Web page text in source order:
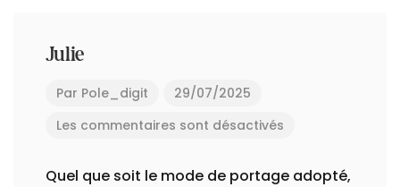
Julie
Par Pole_digit
29/07/2025
Les commentaires sont désactivés
Quel que soit le mode de portage adopté,